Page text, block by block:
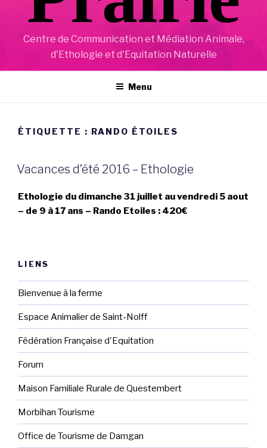
Centre de Communication et Médiation Animale,
d'Ethologie et d'Equitation Naturelle
Menu
ÉTIQUETTE : RANDO ÉTOILES
Vacances d’été 2016 – Ethologie
Ethologie du dimanche 31 juillet au vendredi 5 aout
– de 9 à 17 ans – Rando Etoiles : 420€
LIENS
Bienvenue à la ferme
Espace Animalier de Saint-Nolff
Fédération Française d'Equitation
Forum
Maison Familiale Rurale de Questembert
Morbihan Tourisme
Office de Tourisme de Damgan